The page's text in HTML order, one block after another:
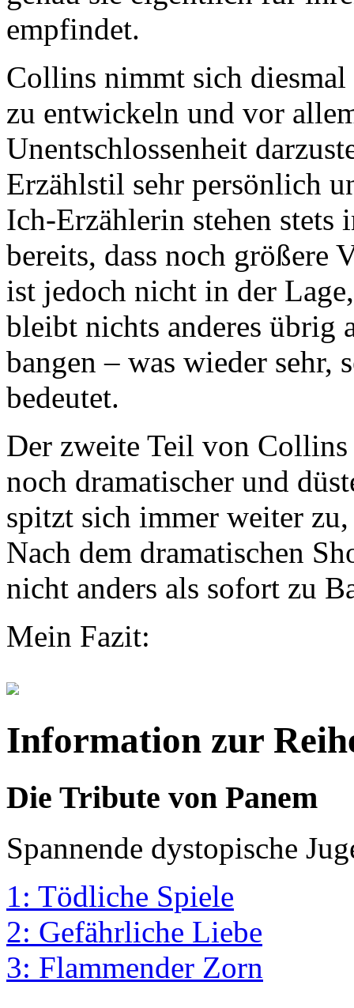
empfindet.
Collins nimmt sich
zu entwickeln und vor
Unentschlossenheit
Erzählstil sehr persönlich
Ich-Erzählerin stehen stets
bereits, dass noch größere
ist jedoch nicht in der
bleibt nichts anderes übrig
bangen – was wieder sehr,
bedeutet.
Der zweite Teil von
noch dramatischer und
spitzt sich immer weiter
Nach dem dramatischen
nicht anders als sofort zu
Mein Fazit:
Information zur
Die Tribute von Panem
Spannende dystopische
1: Tödliche Spiele
2: Gefährliche Liebe
3: Flammender Zorn